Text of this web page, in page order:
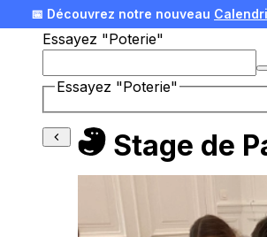
📅 Découvrez notre nouveau
🎄 Offrez une expérience pour Noël !
Essayez "Poterie"
Essayez "Poterie"
Stage de